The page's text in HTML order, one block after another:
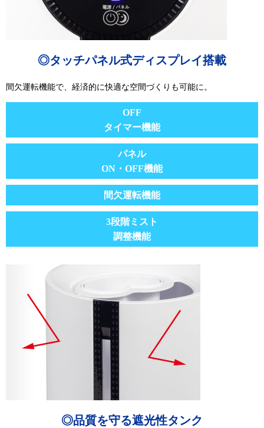
◎タッチパネル式ディスプレイ搭載
間欠運転機能で、経済的に快適な空間づくりも可能に。
OFF
タイマー機能
パネル
ON・OFF機能
間欠運転機能
3段階ミスト
調整機能
◎品質を守る遮光性タンク